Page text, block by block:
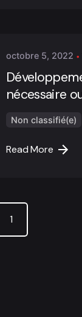
octobre 5, 2022
nécessaire
Non classifié(e)
Read More
1